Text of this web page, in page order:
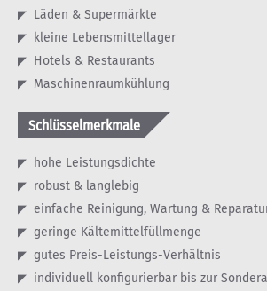
Läden & Supermärkte
kleine Lebensmittellager
Hotels & Restaurants
Maschinenraumkühlung
Schlüsselmerkmale
hohe Leistungsdichte
robust & langlebig
einfache Reinigung, Wartung &
geringe Kältemittelfüllmenge
gutes Preis-Leistungs-Verhältnis
individuell konfigurierbar bis zur